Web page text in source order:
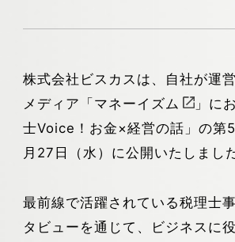
株式会社ビスカスは、自社が運
メディア「マネーイズム
」に
士Voice！お金×経営の話」の第
月27日（水）に公開いたしました
最前線で活躍されている税理士
タビューを通じて、ビジネスに